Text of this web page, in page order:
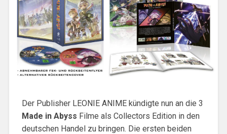
Der Publisher LEONIE ANIME kündigte nun an die 3
Made in Abyss Filme als Collectors Edition in den
deutschen Handel zu bringen. Die ersten beiden